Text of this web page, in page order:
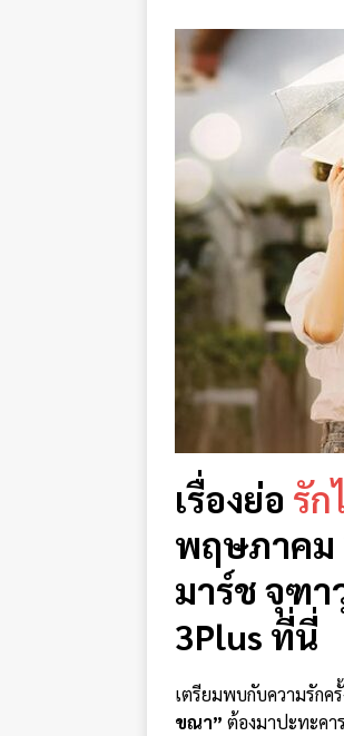
เรื่องย่อ รัก
พฤษภาคม
มาร์ช จุฑ
3Plus ที่นี่
เตรียมพบกับความรักค
ขณา” ต้องมาปะทะคา